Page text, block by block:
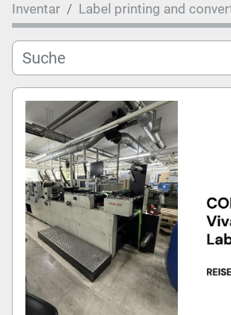
Hersteller
Kategorie
Modell
Zustand
Inventar Label printing and
Sortieren nach